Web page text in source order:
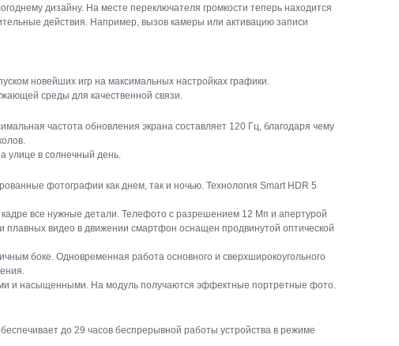
дизайну. На месте переключателя громкости теперь находится
действия. Например, вызов камеры или активацию записи
новейших игр на максимальных настройках графики.
среды для качественной связи.
частота обновления экрана составляет 120 Гц, благодаря чему
улице в солнечный день.
фотографии как днем, так и ночью. Технология Smart HDR 5
все нужные детали. Телефото с разрешением 12 Мп и апертурой
плавных видео в движении смартфон оснащен продвинутой оптической
боке. Одновременная работа основного и сверхширокоугольного
и насыщенными. На модуль получаются эффектные портретные фото.
до 29 часов беспрерывной работы устройства в режиме